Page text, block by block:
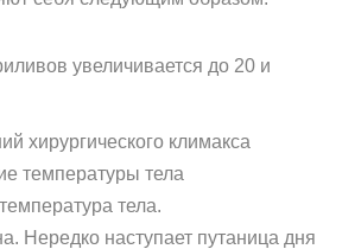
увеличивается до 20 и
хирургического климакса
температуры тела
тела.
Нередко наступает путаница дня